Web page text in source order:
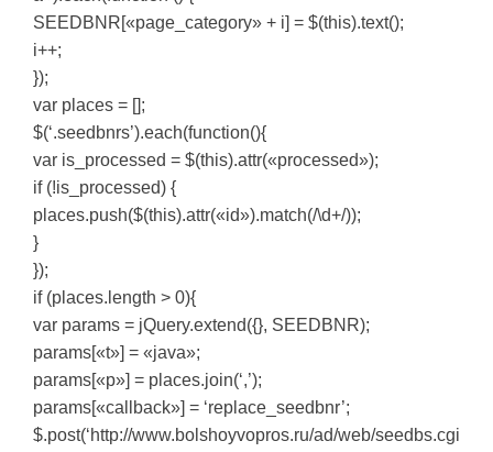
SEEDBNR[«page_category» + i] = $(this).text();
i++;
});
var places = [];
$(‘.seedbnrs’).each(function(){
var is_processed = $(this).attr(«processed»);
if (!is_processed) {
places.push($(this).attr(«id»).match(/\d+/));
}
});
if (places.length > 0){
var params = jQuery.extend({}, SEEDBNR);
params[«t»] = «java»;
params[«p»] = places.join(‘,’);
params[«callback»] = ‘replace_seedbnr’;
$.post(‘http://www.bolshoyvopros.ru/ad/web/seedbs.cgi